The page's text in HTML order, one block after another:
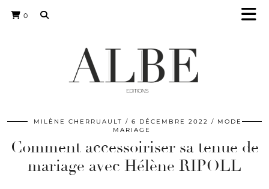
0
MILÈNE CHERRUAULT 6 DÉCEMBRE 2022
MODE
MARIAGE
Comment accessoiriser sa tenue de
mariage avec Hélène RIPOLL